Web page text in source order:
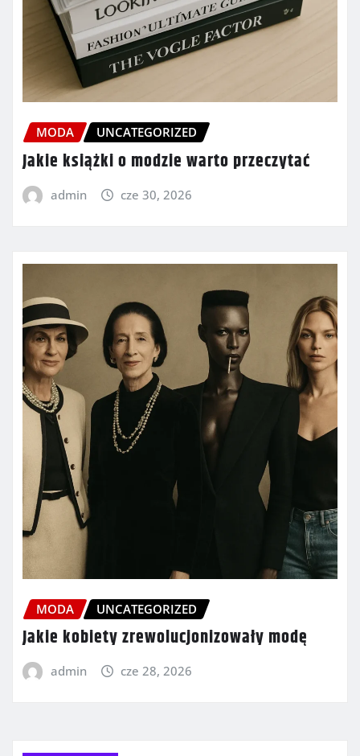
MODA UNCATEGORIZED
Jakie książki o modzie warto przeczytać
admin cze 30, 2026
MODA UNCATEGORIZED
Jakie kobiety zrewolucjonizowały modę
admin cze 28, 2026